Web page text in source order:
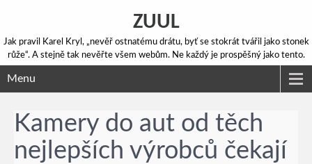
ZUUL
Jak pravil Karel Kryl, „nevěř ostnatému drátu, byť se stokrát tvářil jako stonek
růže“. A stejně tak nevěřte všem webům. Ne každý je prospěšný jako tento.
Menu
Kamery do aut od těch
nejlepších výrobců čekají